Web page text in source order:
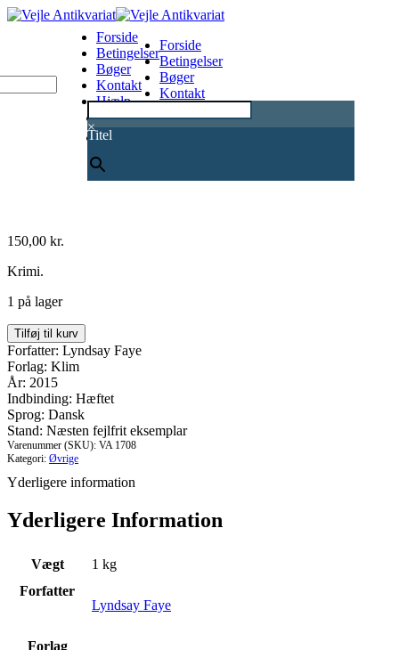
×
Titel
Forside
Betingelser
Bøger
Kontakt
Hjælp
0
Forside
Betingelser
Bøger
Kontakt
150,00 kr.
Krimi.
1 på lager
Gothams
stjerner.
antal
Tilføj til kurv
Forfatter: Lyndsay Faye
Forlag: Klim
År: 2015
Indbinding: Hæftet
Sprog: Dansk
Stand: Næsten fejlfrit eksemplar
Varenummer (SKU): VA 1708
Kategori: Øvrige
Yderligere information
Yderligere Information
Vægt
1 kg
Forfatter
Lyndsay Faye
Forlag